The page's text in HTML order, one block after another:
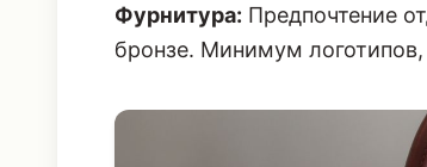
Фурнитура: Предпочтение
бронзе. Минимум